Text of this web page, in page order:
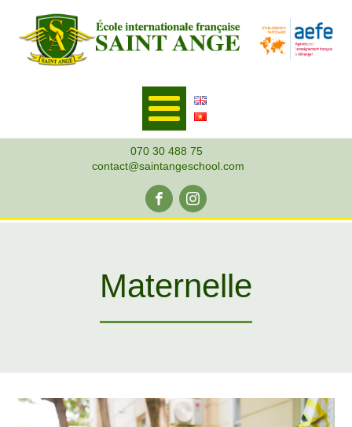
070 30 488 75
contact@saintangeschool.com
Maternelle